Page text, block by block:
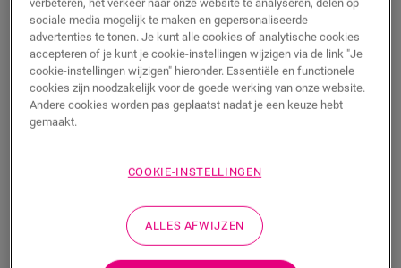
Vloeren van beton of chape hebben
voldoende tijd nodig om te drogen voor je
er een Quick-Step parketvloer op kunt
plaatsen. Bij een gelijmde plaatsingis het
cruciaal dat het vochtgehalte van de chape
Controlemetingen met de CM methode zijn
vochtigheid van de chape over de volledige
dikte meet.
verbeteren, het verkeer naar onze website te analyseren, delen op
sociale media mogelijk te maken en gepersonaliseerde
advertenties te tonen. Je kunt alle cookies of analytische cookies
accepteren of je kunt je cookie-instellingen wijzigen via de link "Je
cookie-instellingen wijzigen" hieronder. Essentiële en functionele
cookies zijn noodzakelijk voor de goede werking van onze website.
Andere cookies worden pas geplaatst nadat je een keuze hebt
gemaakt.
COOKIE-INSTELLINGEN
ALLES AFWIJZEN